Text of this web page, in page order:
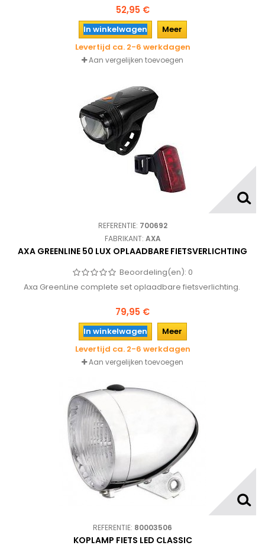
52,95 €
In winkelwagen
Meer
Levertijd ca. 2-6 werkdagen
Aan vergelijken toevoegen
REFERENTIE: 700692
FABRIKANT: AXA
AXA GREENLINE 50 LUX OPLAADBARE FIETSVERLICHTING
Beoordeling(en): 0
Axa GreenLine complete set oplaadbare fietsverlichting.
79,95 €
In winkelwagen
Meer
Levertijd ca. 2-6 werkdagen
Aan vergelijken toevoegen
REFERENTIE: 80003506
KOPLAMP FIETS LED CLASSIC